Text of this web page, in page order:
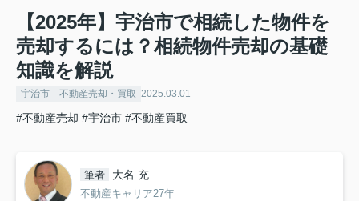
【2025年】宇治市で相続した物件を
売却するには？相続物件売却の基礎
知識を解説
宇治市 不動産売却・買取 2025.03.01
#不動産売却 #宇治市 #不動産買取
筆者 大名 充
不動産キャリア27年